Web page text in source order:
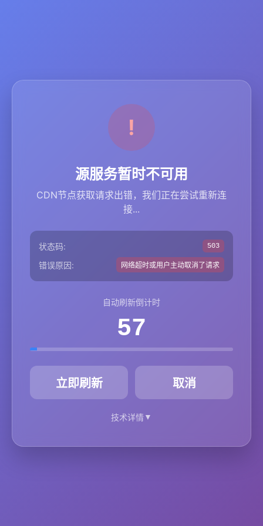
源服务暂时不可用
CDN节点获取请求出错，我们正在尝试重新连
接...
状态码: 503
错误原因: 网络超时或用户主动取消了请求
自动刷新倒计时
57
立即刷新 取消
技术详情▼